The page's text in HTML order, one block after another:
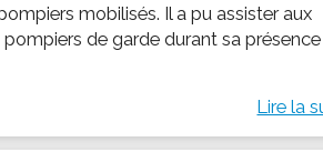
mobilisés. Il a pu assister aux
de garde durant sa présence
Lire la